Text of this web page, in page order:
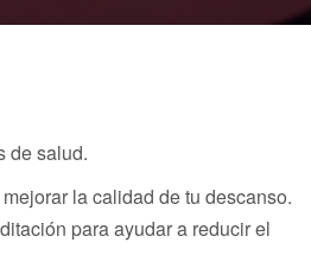
de salud.
la calidad de tu descanso.
para ayudar a reducir el